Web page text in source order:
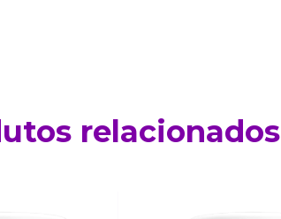
relacionados